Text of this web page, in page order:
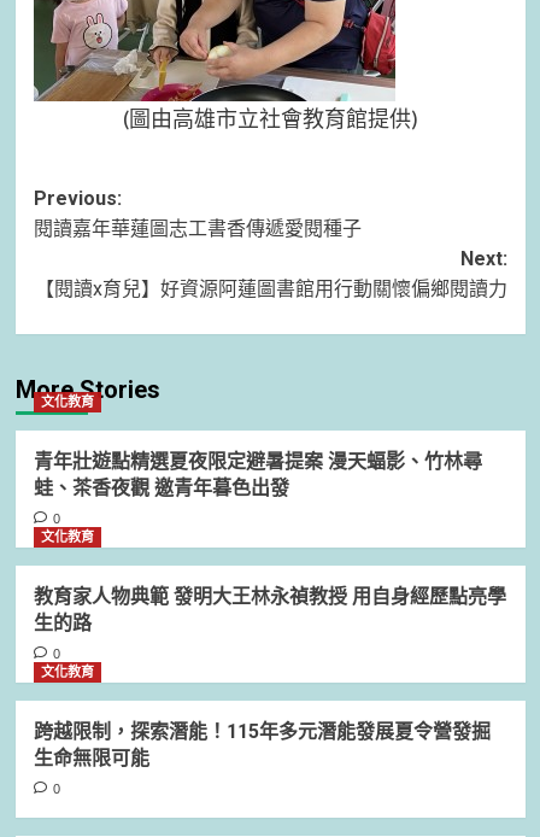
(圖由高雄市立社會教育館提供)
Post
navigation
Previous:
閱讀嘉年華蓮圖志工書香傳遞愛閱種子
Next:
【閱讀x育兒】好資源阿蓮圖書館用行動關懷偏鄉閱讀力
More Stories
文化教育
青年壯遊點精選夏夜限定避暑提案 漫天蝠影、竹林尋
蛙、茶香夜觀 邀青年暮色出發
0
文化教育
教育家人物典範 發明大王林永禎教授 用自身經歷點亮學
生的路
0
文化教育
跨越限制，探索潛能！115年多元潛能發展夏令營發掘
生命無限可能
0